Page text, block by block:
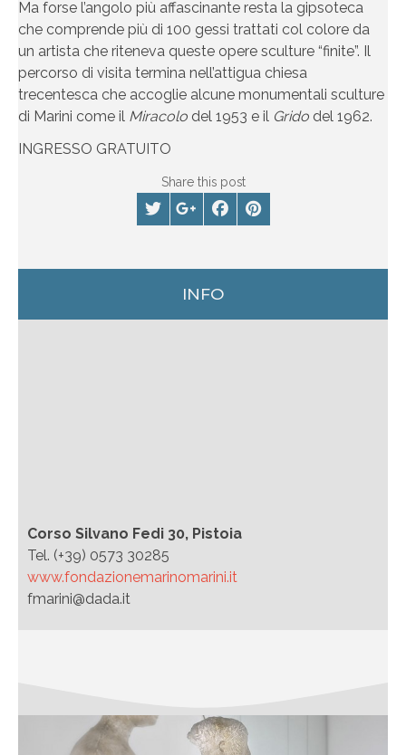
Ma forse l’angolo più affascinante resta la gipsoteca
che comprende più di 100 gessi trattati col colore da
un artista che riteneva queste opere sculture “finite”. Il
percorso di visita termina nell’attigua chiesa
trecentesca che accoglie alcune monumentali sculture
di Marini come il Miracolo del 1953 e il Grido del 1962.
INGRESSO GRATUITO
Share this post
INFO
Corso Silvano Fedi 30, Pistoia
Tel. (+39) 0573 30285
www.fondazionemarinomarini.it
fmarini@dada.it